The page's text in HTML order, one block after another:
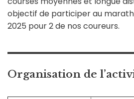
objectif de participer au
2025 pour 2 de nos coureurs.
Organisation de